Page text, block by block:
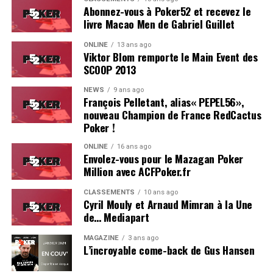
Soleau à gauche, sorti par Logghe au centre
Abonnez-vous à Poker52 et recevez le
livre Macao Men de Gabriel Guillet
ONLINE 13 ans ago
Viktor Blom remporte le Main Event des
SCOOP 2013
NEWS 9 ans ago
François Pelletant, alias« PEPEL56»,
nouveau Champion de France RedCactus
Poker !
ONLINE 16 ans ago
Envolez-vous pour le Mazagan Poker
Million avec ACFPoker.fr
CLASSEMENTS 10 ans ago
Cyril Mouly et Arnaud Mimran à la Une
de… Mediapart
MAGAZINE 3 ans ago
L’incroyable come-back de Gus Hansen